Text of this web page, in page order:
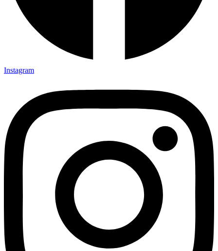
Instagram